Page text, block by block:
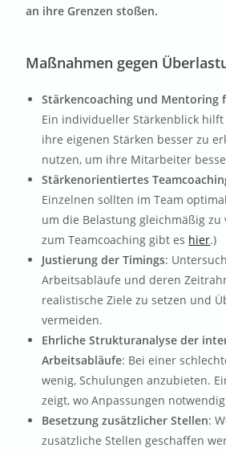
an ihre Grenzen stoßen.
Maßnahmen gegen
Stärkencoaching und Mentoring
Ein individueller Stärkenblick
ihre eigenen Stärken besser zu
nutzen, um ihre Mitarbeiter
Stärkenorientiertes
Einzelnen sollten im Team
um die Belastung gleichmäßig zu
zum Teamcoaching gibt es hier.)
Justierung der Timings:
Arbeitsabläufe und deren
realistische Ziele zu setzen und
vermeiden.
Ehrliche Strukturanalyse der
Arbeitsabläufe: Bei einer
wenig, Schulungen anzubieten.
zeigt, wo Anpassungen
Besetzung zusätzlicher Stellen:
zusätzliche Stellen geschaffen